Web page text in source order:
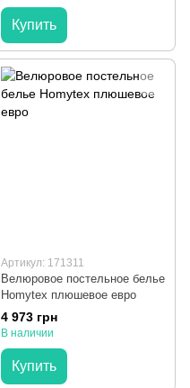
Купить
Артикул: 171311
Велюровое постельное белье
Homytex плюшевое евро
4 973 грн
В наличии
Купить